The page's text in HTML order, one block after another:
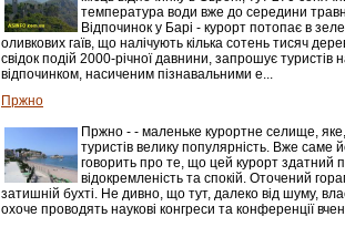
температура води вже до середини
Відпочинок у Барі - курорт потопає в
оливкових гаїв, що налічують кілька сотень тисяч
свідок подій 2000-річної давнини, запрошує туристів
відпочинком, насиченим пізнавальними е...
Пржно
Пржно - - маленьке курортне селище,
туристів велику популярність. Вже саме
говорить про те, що цей курорт здатний
відокремленість та спокій. Оточений
затишній бухті. Не дивно, що тут, далеко від шуму,
охоче проводять наукові конгреси та конференції